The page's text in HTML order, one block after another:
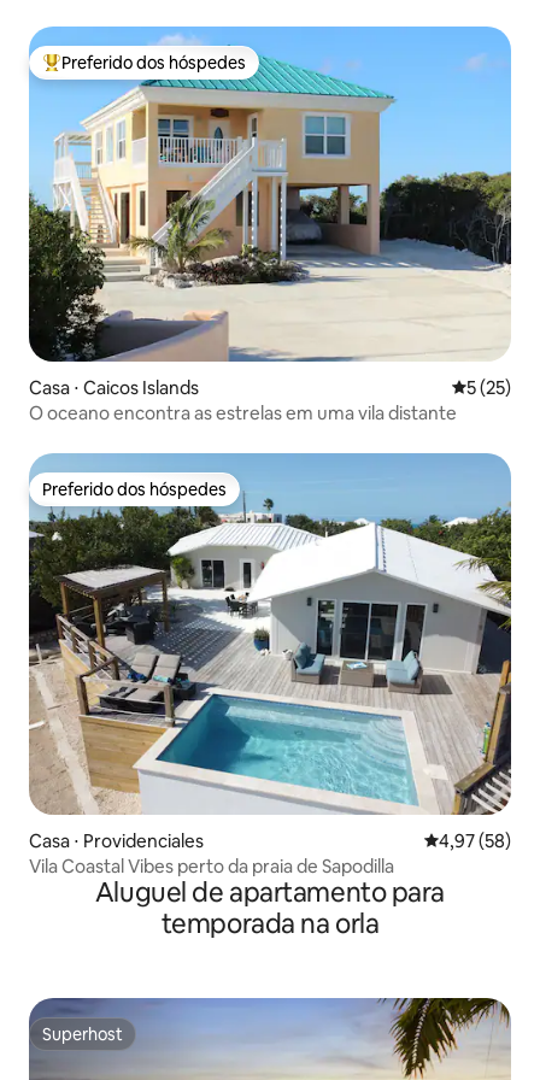
Entre os melhores preferidos dos hóspedes
Preferido dos hóspedes
Casa ⋅ Caicos Islands 5 de uma
5 (25)
O oceano encontra as estrelas em uma vila distante
Preferido dos hóspedes
Preferido dos hóspedes
Casa ⋅ Providenciales 4,97 de uma
4,97 (58)
Vila Coastal Vibes perto da praia de Sapodilla
Aluguel de apartamento para
temporada na orla
Superhost
Superhost